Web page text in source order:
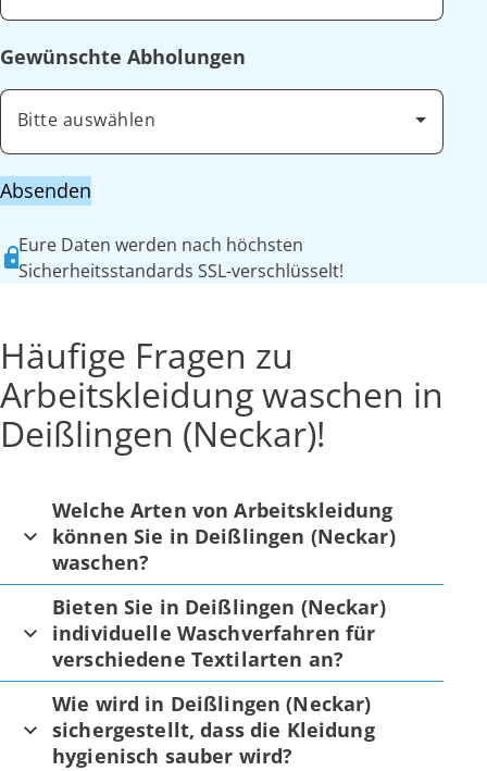
Gewünschte Abholungen
Bitte auswählen
Absenden
Eure Daten werden nach höchsten
Sicherheitsstandards SSL-verschlüsselt!
Häufige Fragen zu
Arbeitskleidung waschen in
Deißlingen (Neckar)!
Welche Arten von Arbeitskleidung
können Sie in Deißlingen (Neckar)
waschen?
Bieten Sie in Deißlingen (Neckar)
individuelle Waschverfahren für
verschiedene Textilarten an?
Wie wird in Deißlingen (Neckar)
sichergestellt, dass die Kleidung
hygienisch sauber wird?